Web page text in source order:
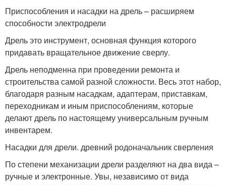
Приспособления и насадки на дрель – расширяем
способности электродрели
Дрель это инструмент, основная функция которого
придавать вращательное движение сверлу.
Дрель неподменна при проведении ремонта и
строительства самой разной сложности. Весь этот набор,
благодаря разным насадкам, адаптерам, приставкам,
переходникам и иным приспособлениям, которые
делают дрель по настоящему универсальным ручным
инвентарем.
Насадки для дрели. древний родоначальник сверления
По степени механизации дрели разделяют на два вида –
ручные и электронные. Увы, независимо от вида